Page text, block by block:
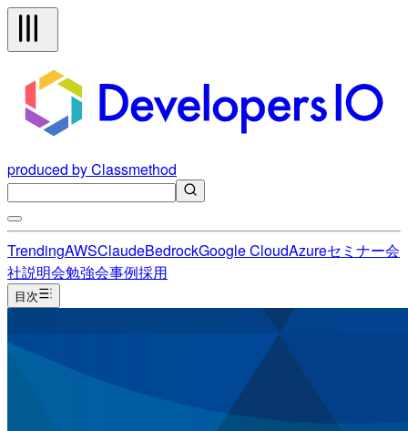
produced by Classmethod
TrendingAWSClaudeBedrockGoogle CloudAzureセミナー会
社説明会勉強会事例採用
目次